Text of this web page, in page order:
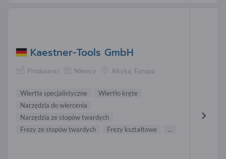
Kaestner-Tools GmbH
Producenci Niemcy Afryka, Europa
Wiertła specjalistyczne
Wiertło kręte
Narzędzia do wiercenia
Narzędzia ze stopów twardych
Frezy ze stopów twardych
Frezy kształtowe ...